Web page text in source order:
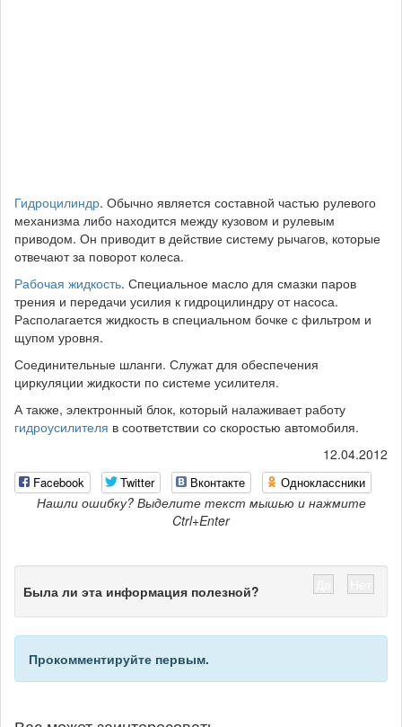
Гидроцилиндр. Обычно является составной частью рулевого
механизма либо находится между кузовом и рулевым
приводом. Он приводит в действие систему рычагов, которые
отвечают за поворот колеса.
Рабочая жидкость. Специальное масло для смазки паров
трения и передачи усилия к гидроцилиндру от насоса.
Располагается жидкость в специальном бочке с фильтром и
щупом уровня.
Соединительные шланги. Служат для обеспечения
циркуляции жидкости по системе усилителя.
А также, электронный блок, который налаживает работу
гидроусилителя в соответствии со скоростью автомобиля.
12.04.2012
Facebook Twitter Вконтакте Одноклассники
Нашли ошибку? Выделите текст мышью и нажмите
Ctrl+Enter
Была ли эта информация полезной?
Прокомментируйте первым.